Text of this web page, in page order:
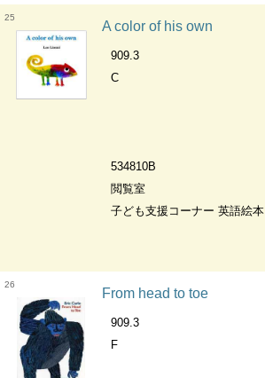
25
A color of his own
909.3
C
534810B
閲覧室
子ども支援コーナー 英語絵本
26
From head to toe
909.3
F